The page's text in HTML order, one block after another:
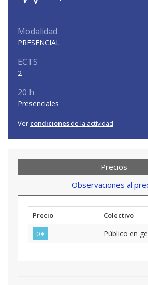
Modalidad
PRESENCIAL
ECTS
2
20 h
Presenciales
Ver condiciones de la actividad
Precios
Observaciones al
Precio
Colectivo
0 €
Público en